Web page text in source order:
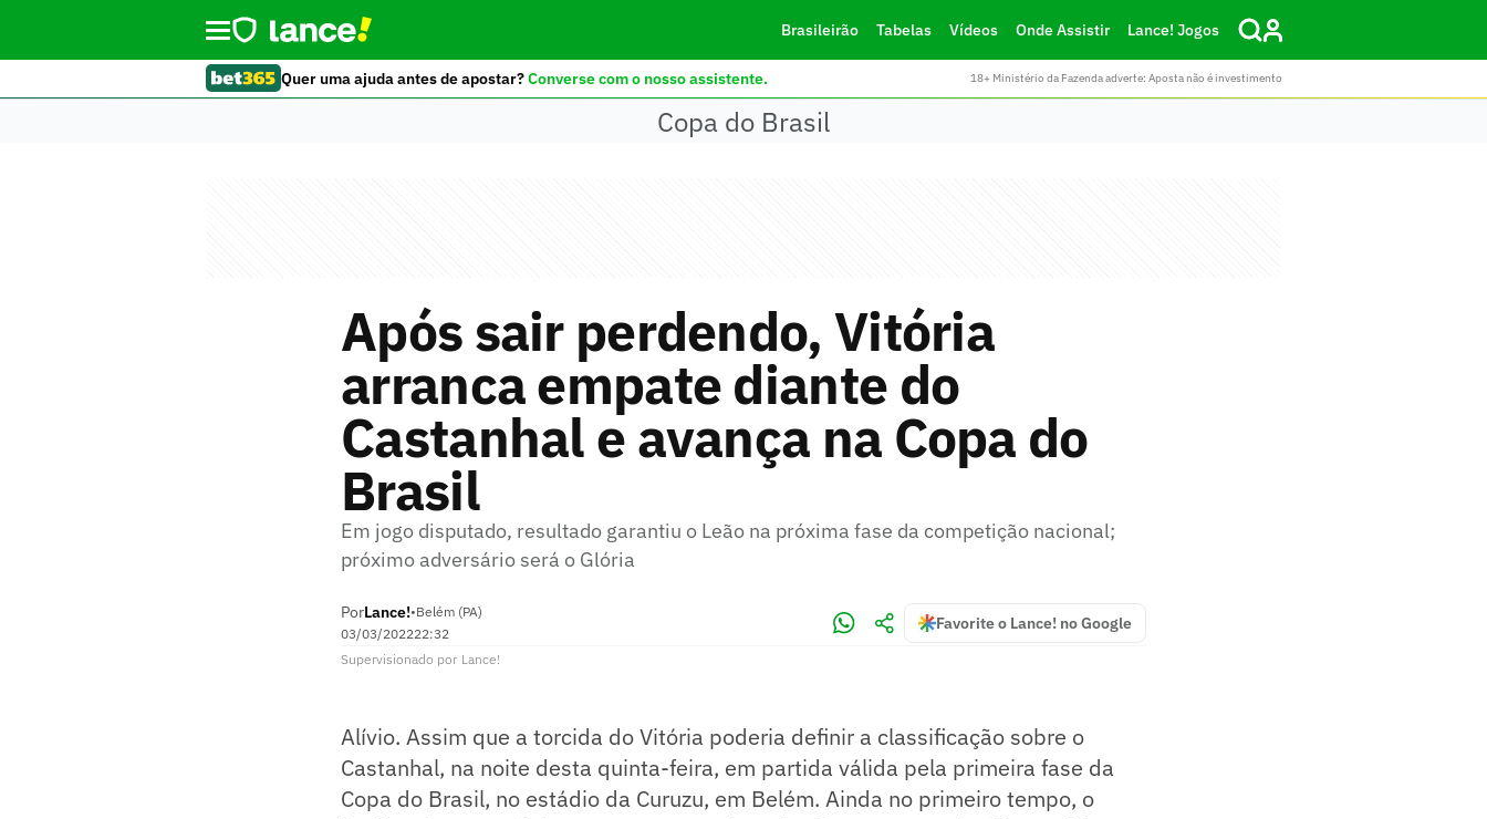
Brasileirão Tabelas Vídeos Onde Assistir Lance! Jogos
Quer uma ajuda antes de apostar?Converse com o nosso assistente. 18+ Ministério da Fazenda adverte: Aposta não é investimento
Copa do Brasil
Após sair perdendo, Vitória
arranca empate diante do
Castanhal e avança na Copa do
Brasil
Em jogo disputado, resultado garantiu o Leão na próxima fase da competição nacional;
próximo adversário será o Glória
PorLance!•Belém (PA)
03/03/202222:32
Favorite o Lance! no Google
Supervisionado por Lance!
Alívio. Assim que a torcida do Vitória poderia definir a classificação sobre o
Castanhal, na noite desta quinta-feira, em partida válida pela primeira fase da
Copa do Brasil, no estádio da Curuzu, em Belém. Ainda no primeiro tempo, o